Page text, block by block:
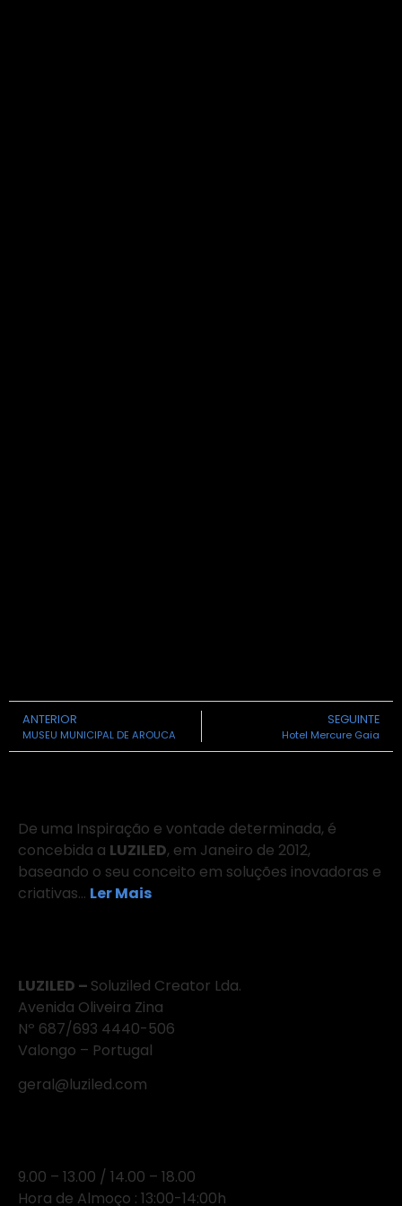
ANTERIOR
MUSEU MUNICIPAL DE AROUCA
SEGUINTE
Hotel Mercure Gaia
De uma Inspiração e vontade determinada, é
concebida a LUZILED, em Janeiro de 2012,
baseando o seu conceito em soluções inovadoras e
criativas… Ler Mais
LUZILED – Soluziled Creator Lda.
Avenida Oliveira Zina
Nº 687/693 4440-506
Valongo – Portugal
geral@luziled.com
9.00 – 13.00 / 14.00 – 18.00
Hora de Almoço : 13:00-14:00h